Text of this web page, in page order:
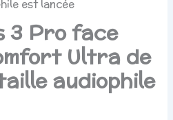
est lancée
3 Pro face
Ultra de
audiophile